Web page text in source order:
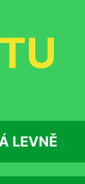
LEVNĚ